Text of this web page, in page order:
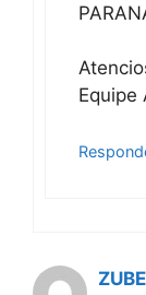
Equipe